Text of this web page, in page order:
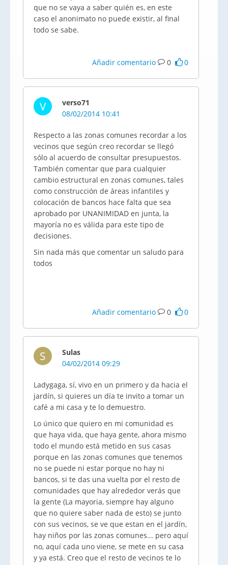
que no se vaya a saber quién es, en este
caso el anonimato no puede existir, al final
todo se sabe.
Añadir comentario 0 0
V
verso71
08/02/2014 10:41
Respecto a las zonas comunes recordar a los
vecinos que según creo recordar se llegó
sólo al acuerdo de consultar presupuestos.
También comentar que para cualquier
cambio estructural en zonas comunes, tales
como construcción de áreas infantiles y
colocación de bancos hace falta que sea
aprobado por UNANIMIDAD en junta, la
mayoría no es válida para este tipo de
decisiones.
Sin nada más que comentar un saludo para
todos
Añadir comentario 0 0
S
Sulas
04/02/2014 09:29
Ladygaga, sí, vivo en un primero y da hacia el
jardín, si quieres un día te invito a tomar un
café a mi casa y te lo demuestro.
Lo único que quiero en mi comunidad es
que haya vida, que haya gente, ahora mismo
todo el mundo está metido en sus casas
porque en las zonas comunes que tenemos
no se puede ni estar porque no hay ni
bancos, si te das una vuelta por el resto de
comunidades que hay alrededor verás que
la gente (La mayoria, siempre hay alguno
que no quiere saber nada de esto) se junto
con sus vecinos, se ve que estan en el jardín,
hay niños por las zonas comunes... pero aquí
no, aquí cada uno viene, se mete en su casa
y ya está. Creo que el resto de vecinos te lo